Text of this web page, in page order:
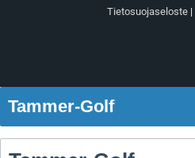
Tietosuojaseloste|
Tammer-Golf